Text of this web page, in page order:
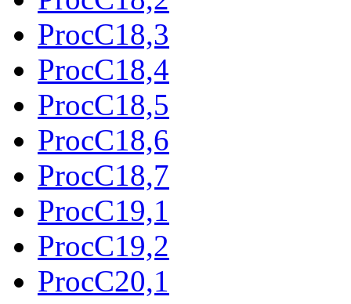
ProcC18,3
ProcC18,4
ProcC18,5
ProcC18,6
ProcC18,7
ProcC19,1
ProcC19,2
ProcC20,1